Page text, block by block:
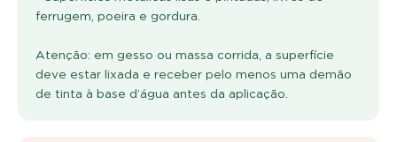
ferrugem, poeira e gordura.
Atenção: em gesso ou massa corrida, a superfície
deve estar lixada e receber pelo menos uma demão
de tinta à base d’água antes da aplicação.